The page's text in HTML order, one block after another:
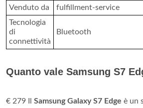
Venduto da
fulfillment-service
Tecnologia
di
connettività
Bluetooth
Quanto vale Samsung S7
€ 279 Il Samsung Galaxy S7 Edge è un